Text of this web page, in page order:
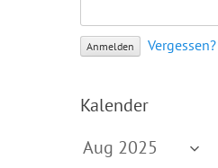
Vergessen?
Kalender